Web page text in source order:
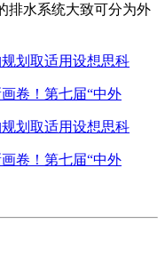
排水系统大致可分为外
划取适用设想思科
卷！第七届“中外
划取适用设想思科
卷！第七届“中外